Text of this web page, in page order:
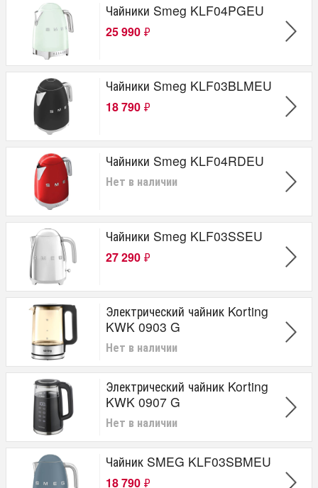
Чайники Smeg KLF04PGEU
25 990 ₽
Чайники Smeg KLF03BLMEU
18 790 ₽
Чайники Smeg KLF04RDEU
Нет в наличии
Чайники Smeg KLF03SSEU
27 290 ₽
Электрический чайник Korting
KWK 0903 G
Нет в наличии
Электрический чайник Korting
KWK 0907 G
Нет в наличии
Чайник SMEG KLF03SBMEU
18 790 ₽